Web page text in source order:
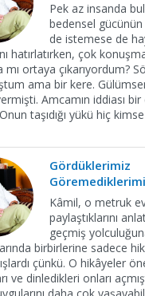
Pek az insanda
bedensel
de istemese de
hatırlatırken, çok
mı ortaya çıkarıyordum?
ama bir kere.
Amcamın iddiası bir
taşıdığı yükü hiç
Gördüklerimiz
Kâmil, o metruk
paylaştıklarını
geçmiş
birbirlerine sadece
çünkü. O hikâyeler
ve dinledikleri onları